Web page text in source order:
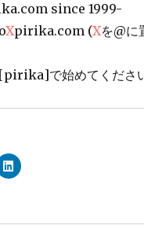
since 1999-
Xpirika.com (Xを@に
で始めてくださ